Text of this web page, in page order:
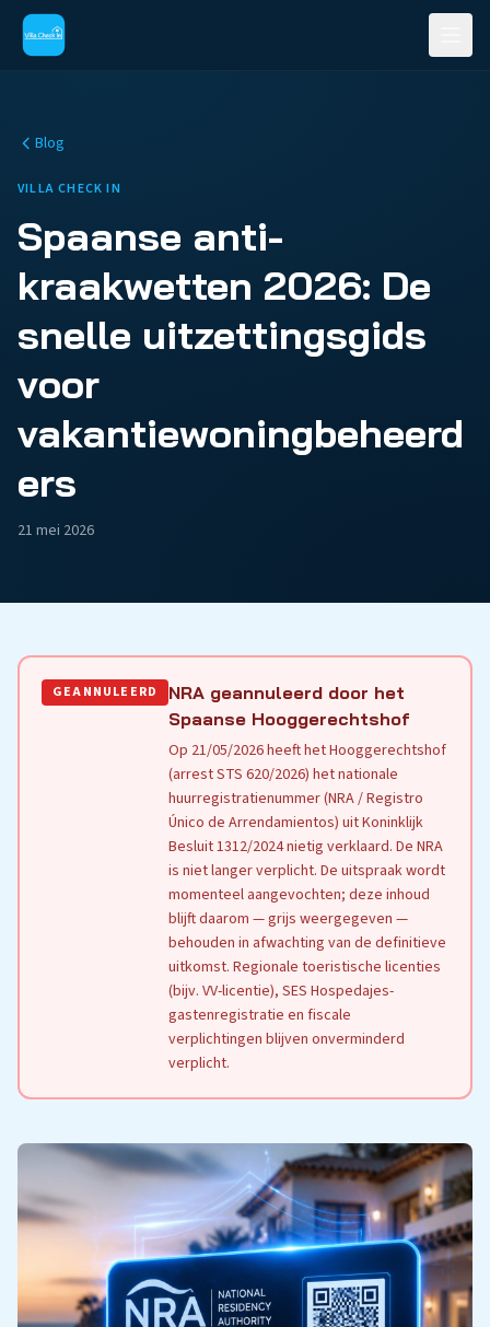
Blog
VILLA CHECK IN
Spaanse anti-
kraakwetten 2026: De
snelle uitzettingsgids
voor
vakantiewoningbeheerd
ers
21 mei 2026
GEANNULEERD
NRA geannuleerd door het
Spaanse Hooggerechtshof
Op 21/05/2026 heeft het Hooggerechtshof
(arrest STS 620/2026) het nationale
huurregistratienummer (NRA / Registro
Único de Arrendamientos) uit Koninklijk
Besluit 1312/2024 nietig verklaard. De NRA
is niet langer verplicht. De uitspraak wordt
momenteel aangevochten; deze inhoud
blijft daarom — grijs weergegeven —
behouden in afwachting van de definitieve
uitkomst. Regionale toeristische licenties
(bijv. VV-licentie), SES Hospedajes-
gastenregistratie en fiscale
verplichtingen blijven onverminderd
verplicht.